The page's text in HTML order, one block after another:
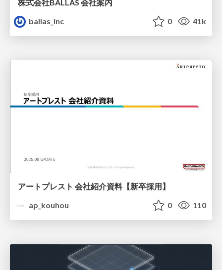
株式会社BALLAS 会社案内
ballas_inc
0 41k
アートプレスト 会社紹介資料【新卒採用】
ap_kouhou
0 110